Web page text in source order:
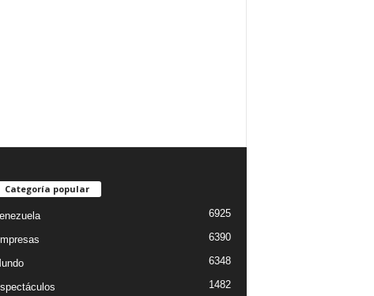
Categoría popular
6925
6390
6348
1482